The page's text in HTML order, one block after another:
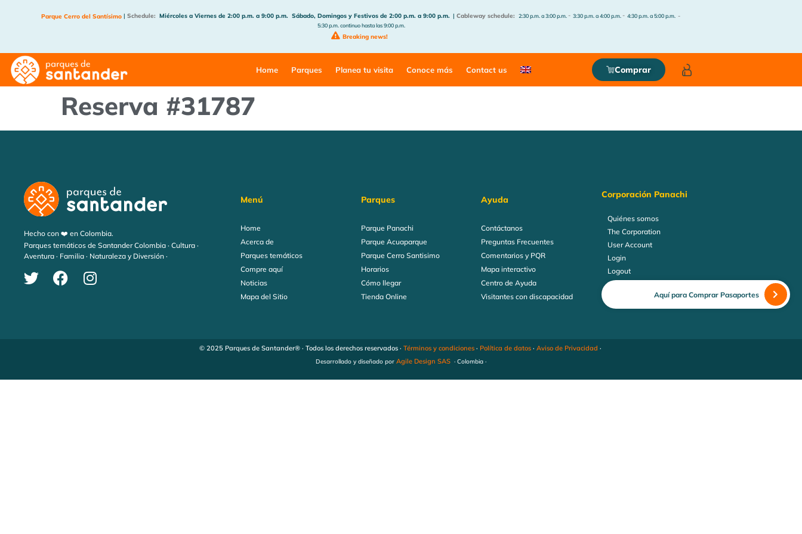
Parque Cerro del Santísimo | Schedule: Miércoles a Viernes de 2:00 p.m. a 9:00 p.m. Sábado, Domingos y Festivos de 2:00 p.m. a 9:00 p.m. | Cableway schedule: 2:30 p.m. a 3:00 p.m. - 3:30 p.m. a 4:00 p.m. - 4:30 p.m. a 5:00 p.m. -
5:30 p.m. continuo hasta las 9:00 p.m.
Breaking news!
Home Parques Planea tu visita Conoce más Contact us Comprar
Reserva #31787
Hecho con ❤️ en Colombia.
Parques temáticos de Santander Colombia · Cultura ·
Aventura · Familia · Naturaleza y Diversión ·
Menú
Home
Acerca de
Parques temáticos
Compre aquí
Noticias
Mapa del Sitio
Parques
Parque Panachi
Parque Acuaparque
Parque Cerro Santisimo
Horarios
Cómo llegar
Tienda Online
Ayuda
Contáctanos
Preguntas Frecuentes
Comentarios y PQR
Mapa interactivo
Centro de Ayuda
Visitantes con discapacidad
Corporación Panachi
Quiénes somos
The Corporation
User Account
Login
Logout
Aquí para Comprar Pasaportes
© 2025 Parques de Santander® · Todos los derechos reservados · Términos y condiciones· Política de datos· Aviso de Privacidad ·
Desarrollado y diseñado por Agile Design SAS · Colombia ·